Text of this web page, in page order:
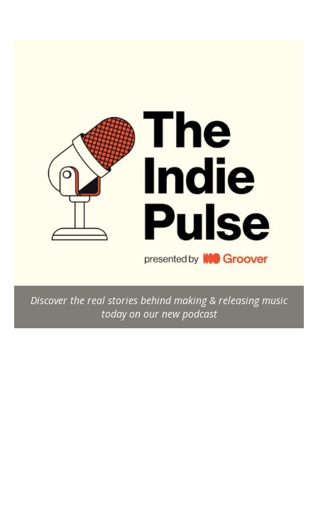
Discover the real stories behind making & releasing music
today on our new podcast